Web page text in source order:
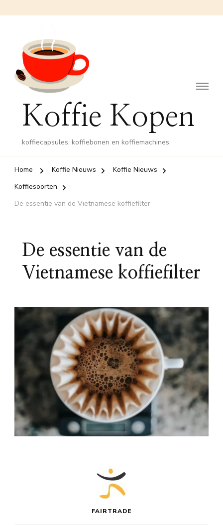
Koffie Kopen
koffiecapsules, koffiebonen en koffiemachines
Home Koffie Nieuws
Koffie Nieuws
Koffiesoorten
De essentie van de Vietnamese koffiefilter
De essentie van de
Vietnamese koffiefilter
FAIRTRADE